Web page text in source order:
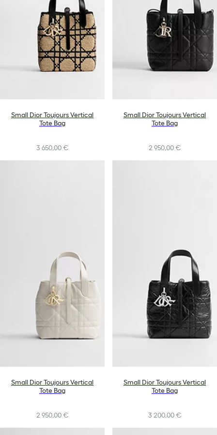
Small Dior Toujours Vertical
Tote Bag
3 650,00 €
Small Dior Toujours Vertical
Tote Bag
2 950,00 €
Small Dior Toujours Vertical
Tote Bag
2 950,00 €
+10
Small Dior Toujours Vertical
Tote Bag
3 200,00 €